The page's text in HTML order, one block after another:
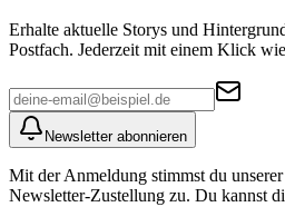
Erhalte aktuelle Storys und
Postfach. Jederzeit mit einem Klick
Newsletter abonnieren
Mit der Anmeldung stimmst du
Newsletter-Zustellung zu. Du kannst